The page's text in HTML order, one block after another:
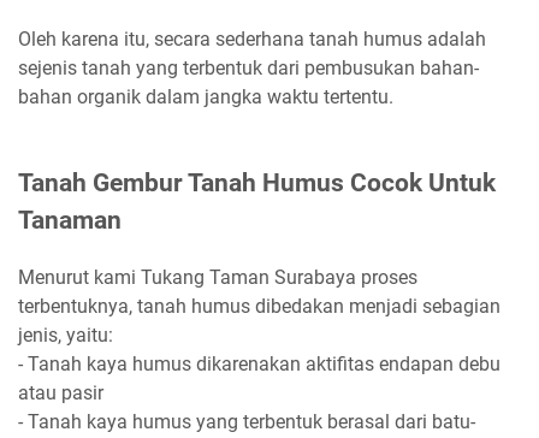
Oleh karena itu, secara sederhana tanah humus adalah
sejenis tanah yang terbentuk dari pembusukan bahan-
bahan organik dalam jangka waktu tertentu.
Tanah Gembur Tanah Humus Cocok Untuk
Tanaman
Menurut kami Tukang Taman Surabaya proses
terbentuknya, tanah humus dibedakan menjadi sebagian
jenis, yaitu:
- Tanah kaya humus dikarenakan aktifitas endapan debu
atau pasir
- Tanah kaya humus yang terbentuk berasal dari batu-